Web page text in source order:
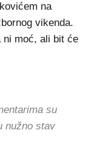
na
vikenda.
ni moć, ali bit će
su
nužno stav